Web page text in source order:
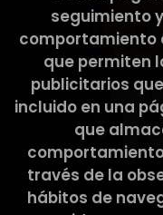
seguimiento
comportamiento
que permiten
publicitarios
incluido en una
que
través de la
hábitos de